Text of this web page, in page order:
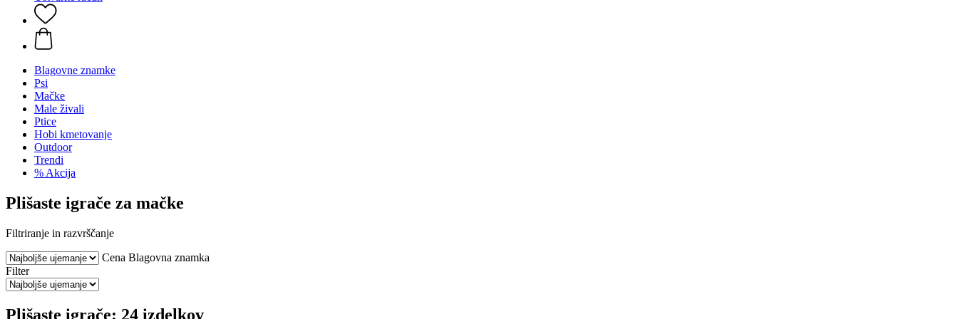
Blagovne znamke
Psi
Mačke
Male živali
Ptice
Hobi kmetovanje
Outdoor
Trendi
% Akcija
Plišaste igrače za mačke
Filtriranje in razvrščanje
Cena Blagovna znamka
Filter
Plišaste igrače: 24 izdelkov